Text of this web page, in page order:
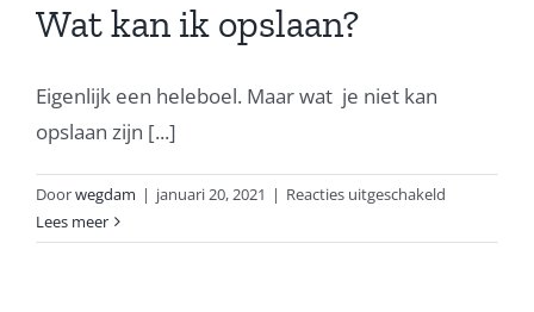
Wat kan ik opslaan?
Eigenlijk een heleboel. Maar wat je niet kan
opslaan zijn [...]
Doorwegdam | januari 20, 2021 | Reacties uitgeschakeld
kan
Lees meer